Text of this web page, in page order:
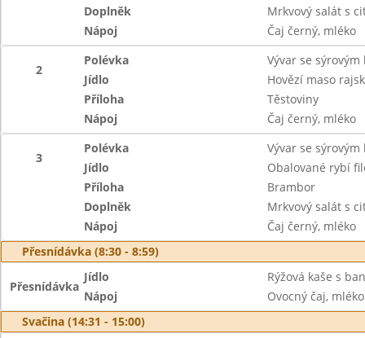
Doplněk
Mrkvový salát s
Nápoj
Čaj černý, mléko
2
Polévka
Vývar se
Jídlo
Hovězí maso
Příloha
Těstoviny
Nápoj
Čaj černý, mléko
3
Polévka
Vývar se
Jídlo
Obalované rybí
Příloha
Brambor
Doplněk
Mrkvový salát s
Nápoj
Čaj černý, mléko
Přesnídávka (8:30 - 8:59)
Přesnídávka
Jídlo
Rýžová kaše s
Nápoj
Ovocný čaj, mléko
Svačina (14:31 - 15:00)